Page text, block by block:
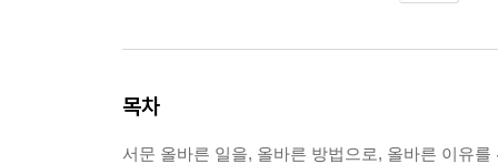
목차
서문 올바른 일을, 올바른 방법으로, 올바른 이유를